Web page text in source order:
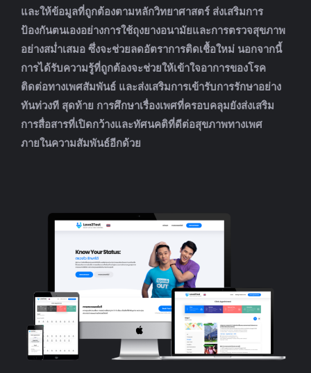
และให้ข้อมูลที่ถูกต้องตามหลักวิทยาศาสตร์ ส่งเสริมการ
ป้องกันตนเองอย่างการใช้ถุงยางอนามัยและการตรวจสุขภาพ
อย่างสม่ำเสมอ ซึ่งจะช่วยลดอัตราการติดเชื้อใหม่ นอกจากนี้
การได้รับความรู้ที่ถูกต้องจะช่วยให้เข้าใจอาการของโรค
ติดต่อทางเพศสัมพันธ์ และส่งเสริมการเข้ารับการรักษาอย่าง
ทันท่วงที สุดท้าย การศึกษาเรื่องเพศที่ครอบคลุมยังส่งเสริม
การสื่อสารที่เปิดกว้างและทัศนคติที่ดีต่อสุขภาพทางเพศ
ภายในความสัมพันธ์อีกด้วย